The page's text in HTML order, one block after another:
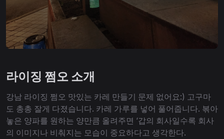
라이징 쩜오 소개
강남 라이징 쩜오 맛있는 카레 만들기 문제 없어요:) 고구마
도 총총 잘게 다졌습니다. 카레 가루를 넣어 풀어줍니다. 볶아
놓은 양파를 원하는 양만큼 올려주면 ‘갑의 회사일수록 회사
의 이미지나 비춰지는 모습이 중요하다고 생각한다.